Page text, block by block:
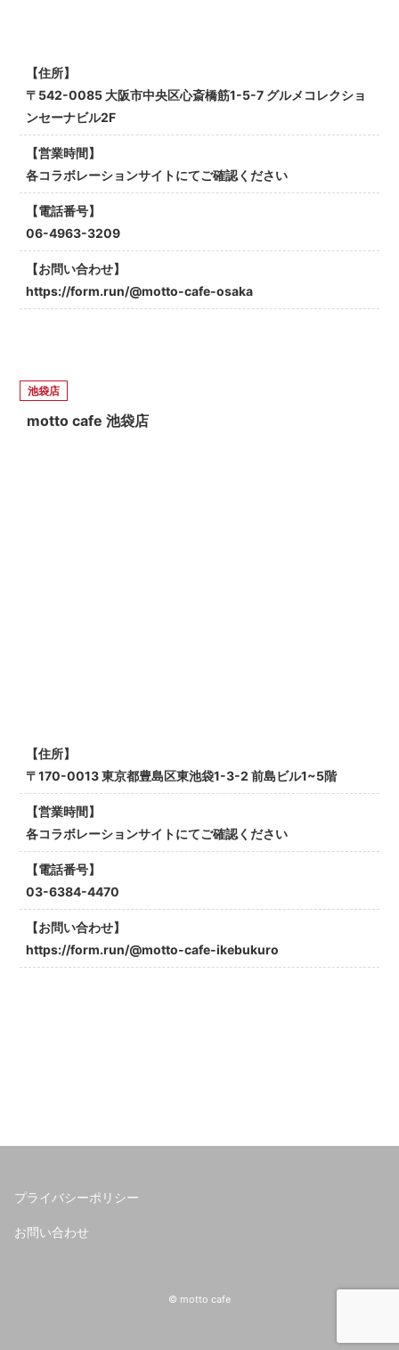
【住所】
〒542-0085 大阪市中央区心斎橋筋1-5-7 グルメコレクショ
ンセーナビル2F
【営業時間】
各コラボレーションサイトにてご確認ください
【電話番号】
06-4963-3209
【お問い合わせ】
https://form.run/@motto-cafe-osaka
池袋店
motto cafe 池袋店
【住所】
〒170-0013 東京都豊島区東池袋1-3-2 前島ビル1~5階
【営業時間】
各コラボレーションサイトにてご確認ください
【電話番号】
03-6384-4470
【お問い合わせ】
https://form.run/@motto-cafe-ikebukuro
プライバシーポリシー
お問い合わせ
© motto cafe